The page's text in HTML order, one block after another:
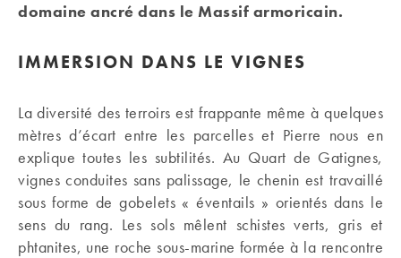
domaine ancré dans le Massif armoricain.
IMMERSION DANS LE VIGNES
La diversité des terroirs est frappante même à quelques
mètres d’écart entre les parcelles et Pierre nous en
explique toutes les subtilités. Au Quart de Gatignes,
vignes conduites sans palissage, le chenin est travaillé
sous forme de gobelets « éventails » orientés dans le
sens du rang. Les sols mêlent schistes verts, gris et
phtanites, une roche sous-marine formée à la rencontre